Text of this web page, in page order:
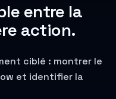
entre la
action.
ciblé : montrer le
et identifier la